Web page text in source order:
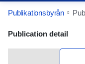
Publikationsbyrån
Publication
Publication detail